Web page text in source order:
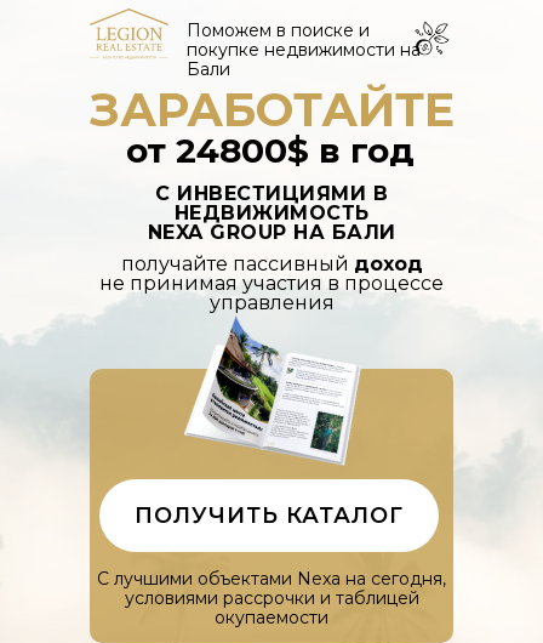
получайте пассивный доход
не принимая участия в процессе
управления
ПОЛУЧИТЬ КАТАЛОГ
С ИНВЕСТИЦИЯМИ В
НЕДВИЖИМОСТЬ
NEXA GROUP НА БАЛИ
Поможем в поиске и
покупке недвижимости на
Бали
С лучшими объектами Nexa на сегодня,
условиями рассрочки и таблицей
окупаемости
от24800$ в год
ЗАРАБОТАЙТЕ